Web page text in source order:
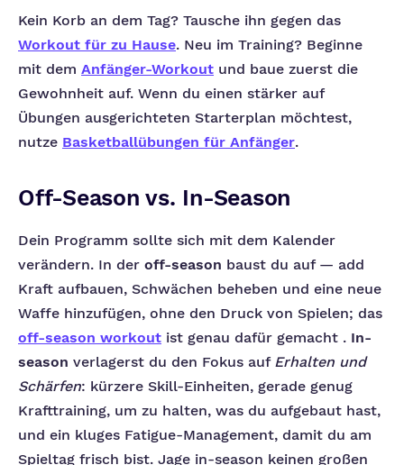
Kein Korb an dem Tag? Tausche ihn gegen das
Workout für zu Hause. Neu im Training? Beginne
mit dem Anfänger-Workout und baue zuerst die
Gewohnheit auf. Wenn du einen stärker auf
Übungen ausgerichteten Starterplan möchtest,
nutze Basketballübungen für Anfänger.
Off-Season vs. In-Season
Dein Programm sollte sich mit dem Kalender
verändern. In der off-season baust du auf — add
Kraft aufbauen, Schwächen beheben und eine neue
Waffe hinzufügen, ohne den Druck von Spielen; das
off-season workout ist genau dafür gemacht . In-
season verlagerst du den Fokus auf Erhalten und
Schärfen: kürzere Skill-Einheiten, gerade genug
Krafttraining, um zu halten, was du aufgebaut hast,
und ein kluges Fatigue-Management, damit du am
Spieltag frisch bist. Jage in-season keinen großen